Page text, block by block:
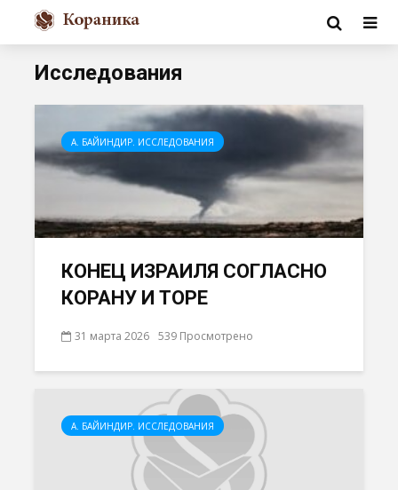
Исследования
А. БАЙИНДИР. ИССЛЕДОВАНИЯ
КОНЕЦ ИЗРАИЛЯ СОГЛАСНО
КОРАНУ И ТОРЕ
31 марта 2026 539 Просмотрено
А. БАЙИНДИР. ИССЛЕДОВАНИЯ